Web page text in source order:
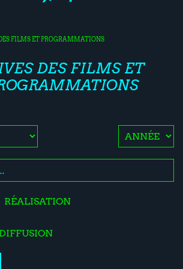
FILMS ET PROGRAMMATIONS
DES FILMS ET
RÉALISATION